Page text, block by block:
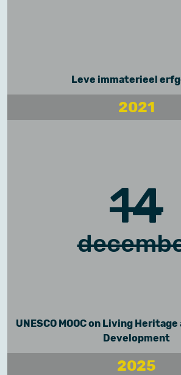
Leve immaterieel
2021
14
UNESCO MOOC on Living
Development
2025